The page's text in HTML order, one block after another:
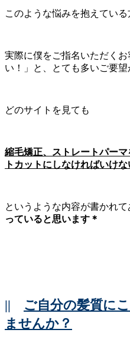
このような悩みを抱えてい
実際に僕をご指名いただく
い！」と、とても多いご要望
どのサイトを見ても
縮毛矯正、ストレートパー
トカットにしなければいけな
というような内容が書かれ
っていると思います＊
|| ご自分の髪質に
ませんか？